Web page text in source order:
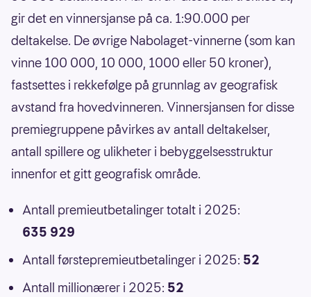
gir det en vinnersjanse på ca. 1:90.000 per
deltakelse. De øvrige Nabolaget-vinnerne (som kan
vinne 100 000, 10 000, 1000 eller 50 kroner),
fastsettes i rekkefølge på grunnlag av geografisk
avstand fra hovedvinneren. Vinnersjansen for disse
premiegruppene påvirkes av antall deltakelser,
antall spillere og ulikheter i bebyggelsesstruktur
innenfor et gitt geografisk område.
Antall premieutbetalinger totalt i 2025:
635 929
Antall førstepremieutbetalinger i 2025: 52
Antall millionærer i 2025: 52